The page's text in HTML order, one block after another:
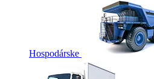
Hospodárske